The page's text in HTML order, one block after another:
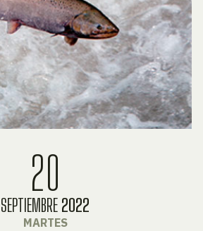
20
SEPTIEMBRE 2022
MARTES